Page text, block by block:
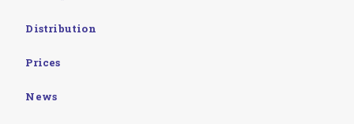
Distribution
Prices
News